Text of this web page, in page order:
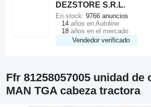
DEZSTORE S.R.L.
Vendedor verificado
En stock: 9766 anuncios
14 años en Autoline
18 años en el mercado
Ffr 81258057005 unidad de
MAN TGA cabeza tractora